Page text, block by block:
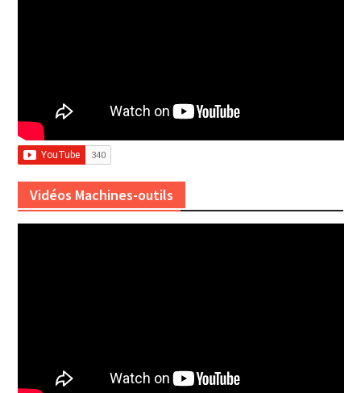
Vidéos Machines-outils